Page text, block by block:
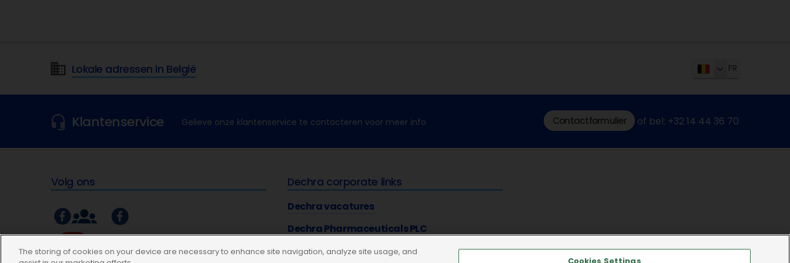
Lokale adressen in België FR
Klantenservice Gelieve onze klantenservice te contacteren voor meer info Contactformulier of bel: +32 14 44 36 70
Volg ons Dechra corporate links
Dechra vacatures
Dechra Pharmaceuticals PLC
The storing of cookies on your device are necessary to enhance site navigation, analyze site usage, and